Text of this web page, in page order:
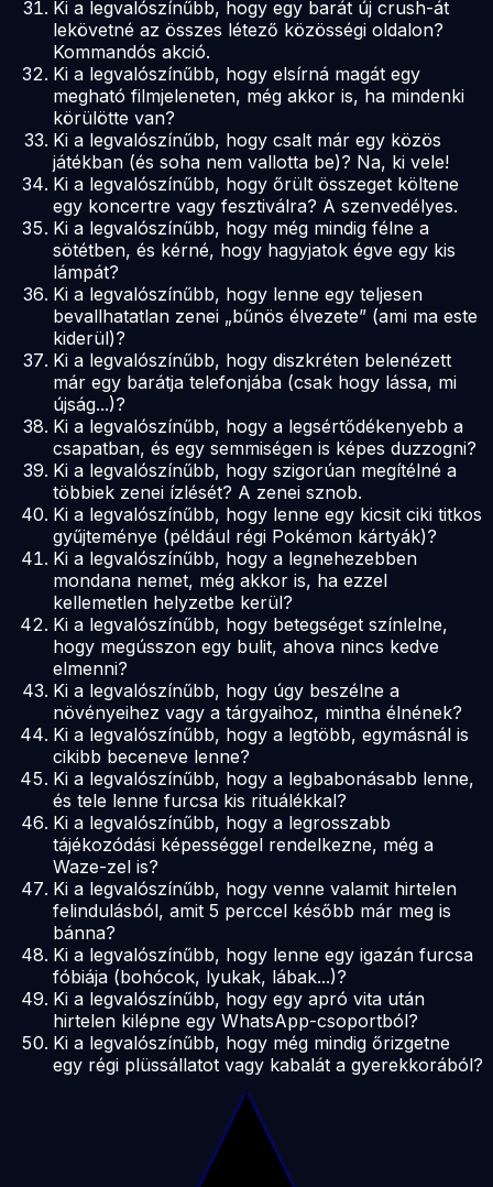
Ki a legvalószínűbb, hogy egy barát új crush-át
lekövetné az összes létező közösségi oldalon?
Kommandós akció.
Ki a legvalószínűbb, hogy elsírná magát egy
megható filmjeleneten, még akkor is, ha mindenki
körülötte van?
Ki a legvalószínűbb, hogy csalt már egy közös
játékban (és soha nem vallotta be)? Na, ki vele!
Ki a legvalószínűbb, hogy őrült összeget költene
egy koncertre vagy fesztiválra? A szenvedélyes.
Ki a legvalószínűbb, hogy még mindig félne a
sötétben, és kérné, hogy hagyjatok égve egy kis
lámpát?
Ki a legvalószínűbb, hogy lenne egy teljesen
bevallhatatlan zenei „bűnös élvezete” (ami ma este
kiderül)?
Ki a legvalószínűbb, hogy diszkréten belenézett
már egy barátja telefonjába (csak hogy lássa, mi
újság...)?
Ki a legvalószínűbb, hogy a legsértődékenyebb a
csapatban, és egy semmiségen is képes duzzogni?
Ki a legvalószínűbb, hogy szigorúan megítélné a
többiek zenei ízlését? A zenei sznob.
Ki a legvalószínűbb, hogy lenne egy kicsit ciki titkos
gyűjteménye (például régi Pokémon kártyák)?
Ki a legvalószínűbb, hogy a legnehezebben
mondana nemet, még akkor is, ha ezzel
kellemetlen helyzetbe kerül?
Ki a legvalószínűbb, hogy betegséget színlelne,
hogy megússzon egy bulit, ahova nincs kedve
elmenni?
Ki a legvalószínűbb, hogy úgy beszélne a
növényeihez vagy a tárgyaihoz, mintha élnének?
Ki a legvalószínűbb, hogy a legtöbb, egymásnál is
cikibb beceneve lenne?
Ki a legvalószínűbb, hogy a legbabonásabb lenne,
és tele lenne furcsa kis rituálékkal?
Ki a legvalószínűbb, hogy a legrosszabb
tájékozódási képességgel rendelkezne, még a
Waze-zel is?
Ki a legvalószínűbb, hogy venne valamit hirtelen
felindulásból, amit 5 perccel később már meg is
bánna?
Ki a legvalószínűbb, hogy lenne egy igazán furcsa
fóbiája (bohócok, lyukak, lábak...)?
Ki a legvalószínűbb, hogy egy apró vita után
hirtelen kilépne egy WhatsApp-csoportból?
Ki a legvalószínűbb, hogy még mindig őrizgetne
egy régi plüssállatot vagy kabalát a gyerekkorából?